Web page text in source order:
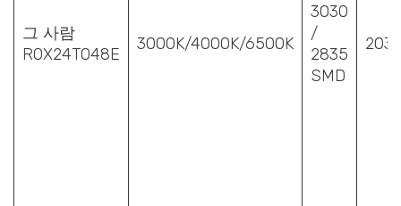
그 사람
ROX24T048E
3000K/4000K/6500K
3030
/
2835
SMD